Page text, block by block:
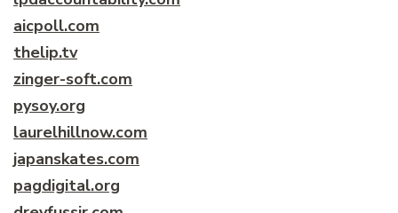
aicpoll.com
thelip.tv
zinger-soft.com
pysoy.org
laurelhillnow.com
japanskates.com
pagdigital.org